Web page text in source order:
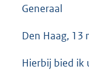
Generaal
Den Haag, 13
Hierbij bied ik